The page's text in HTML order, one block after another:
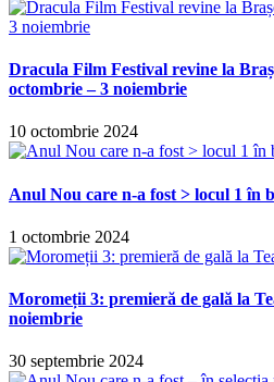
Dracula Film Festival revine la
octombrie – 3 noiembrie
10 octombrie 2024
Anul Nou care n-a fost > locul 1 în
1 octombrie 2024
Moromeții 3: premieră de gală la
noiembrie
30 septembrie 2024